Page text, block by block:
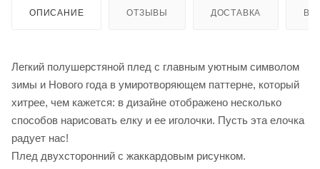
ОПИСАНИЕ ОТЗЫВЫ ДОСТАВКА
Легкий полушерстяной плед с главным уютным символом
зимы и Нового года в умиротворяющем паттерне, который
хитрее, чем кажется: в дизайне отображено несколько
способов нарисовать елку и ее иголочки. Пусть эта елочка
радует нас!
Плед двухсторонний с жаккардовым рисунком.